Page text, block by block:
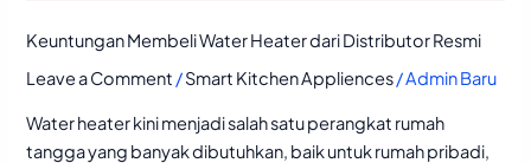
Keuntungan Membeli Water Heater dari Distributor Resmi
Leave a Comment /Smart Kitchen Appliences/Admin Baru
Water heater kini menjadi salah satu perangkat rumah
tangga yang banyak dibutuhkan, baik untuk rumah pribadi,